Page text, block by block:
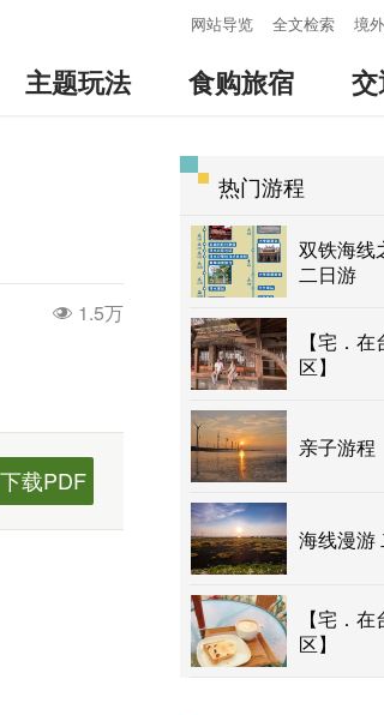
网站导览 全文检索 境
主题玩法 食购旅宿
1.5万
下载PDF
热门游程
双铁海线
二日游
【宅．
区】
亲子游程
海线漫游
【宅．
区】